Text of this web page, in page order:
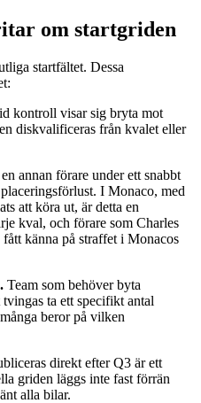
om startgriden
startfältet. Dessa
kontroll visar sig bryta mot
diskvalificeras från kvalet eller
annan förare under ett snabbt
I Monaco, med
att köra ut, är detta en
kval, och förare som Charles
känna på straffet i Monacos
Team som behöver byta
ta ett specifikt antal
beror på vilken
direkt efter Q3 är ett
griden läggs inte fast förrän
alla bilar.